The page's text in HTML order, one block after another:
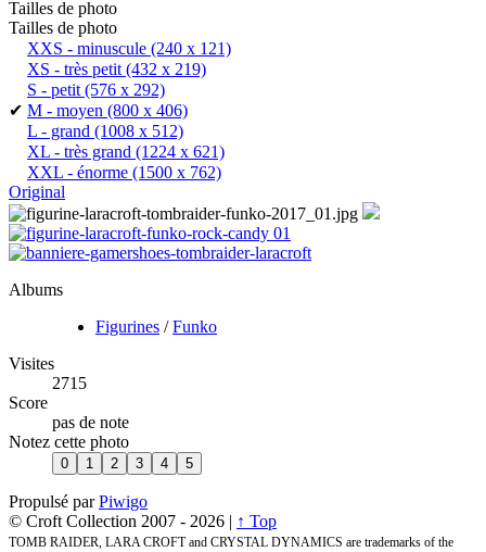
Tailles de photo
Tailles de photo
XXS - minuscule (240 x 121)
XS - très petit(432 x 219)
S - petit(576 x 292)
✔ M - moyen (800 x 406)
L - grand (1008 x 512)
XL - très grand (1224 x 621)
XXL - énorme (1500 x 762)
Original
Albums
Figurines /Funko
Visites
2715
Score
pas de note
Notez cette photo
Propulsé parPiwigo
© Croft Collection 2007 - 2026 | ↑ Top
TOMB RAIDER, LARA CROFT and CRYSTAL DYNAMICS are trademarks of the